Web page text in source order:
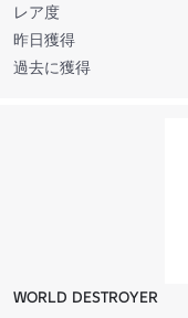
レア度
昨日獲得
過去に獲得
WORLD DESTROYER